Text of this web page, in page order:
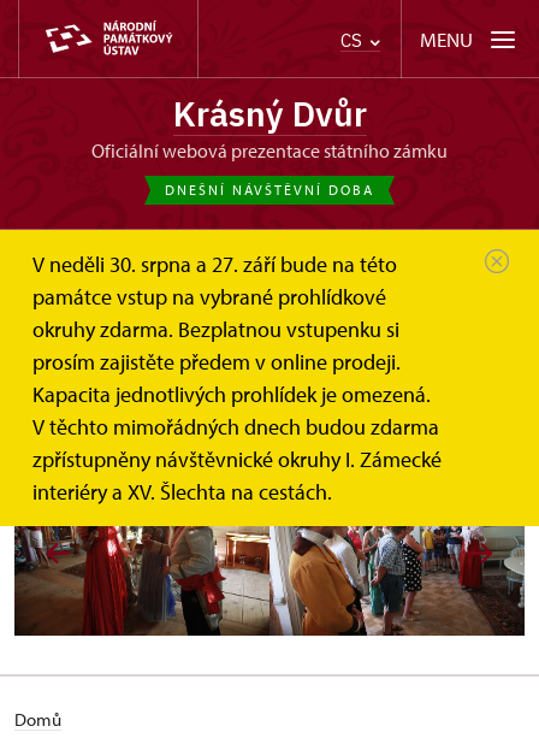
CS MENU
Krásný Dvůr
oficiální webová prezentace státního zámku
DNEŠNÍ NÁVŠTĚVNÍ DOBA
V neděli 30. srpna a 27. září bude na této
památce vstup na vybrané prohlídkové
okruhy zdarma. Bezplatnou vstupenku si
prosím zajistěte předem v online prodeji.
Kapacita jednotlivých prohlídek je omezená.
V těchto mimořádných dnech budou zdarma
zpřístupněny návštěvnické okruhy I. Zámecké
interiéry a XV. Šlechta na cestách.
Hradozámecká noc
29. 8. 2015
Domů